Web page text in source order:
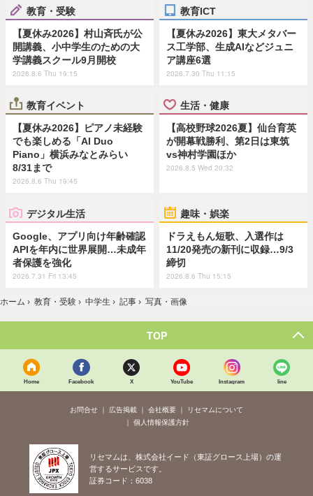
教育・受験
【夏休み2026】村山斉氏が公
開講義、小中学生のための大
学講義スクール9月開校
2026.8.6 Thu 19:15
教育ICT
【夏休み2026】東大メタバー
ス工学部、生成AIなどジュニ
ア講座6選
2026.7.30 Thu 11:15
教育イベント
【夏休み2026】ピアノ未経験
でも楽しめる「AI Duo
Piano」横浜みなとみらい
8/31まで
2026.8.6 Thu 19:45
生活・健康
【高校野球2026夏】仙台育英
が開幕戦勝利、第2日は東筑
vs神村学園ほか
2026.8.5 Wed 20:32
デジタル生活
Google、アプリ向け年齢確認
APIを年内に世界展開…未成年
者保護を強化
2026.7.31 Fri 13:45
趣味・娯楽
ドラえもん短歌、入選作は
11/20発売の新刊に収録…9/3
締切
2026.8.6 Thu 15:15
ホーム › 教育・受験 › 中学生 › 記事 › 写真・画像
TOP
Home Facebook X YouTube Instagram line
お問合せ 広告掲載 会社概要
リセマムについて
個人情報保護方針
リセマムは、株式会社イード（東証グロース上場）の運
営するサービスです。
証券コード：6038